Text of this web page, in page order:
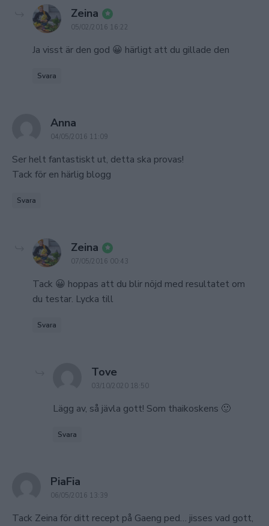
Zeina says:
05/02/2016 16:22
Ja visst är den god 😀 härligt att du gillade den
Svara
Anna
04/05/2016 11:09
Ser helt fantastiskt ut, detta ska provas!
Tack för en härlig blogg
Svara
Zeina says:
07/05/2016 00:43
Tack 😀 hoppas att du blir nöjd med resultatet om
du testar. Lycka till
Svara
Tove
03/10/2020 18:50
Lägg av, så jävla gott! Som thaikoskens 🙂
Svara
PiaFia
06/05/2016 13:39
Tack Zeina för ditt recept på Gaeng ped… jisses vad gott,